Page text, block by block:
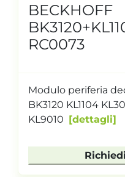
BECKHOFF
RC0073
Modulo periferia
BK3120 KL1104
KL9010
dettagli